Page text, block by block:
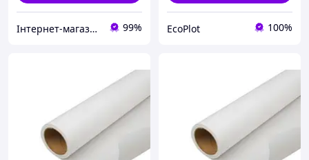
Інтернет-магазин "УкрПласт" 99% EcoPlot 100%